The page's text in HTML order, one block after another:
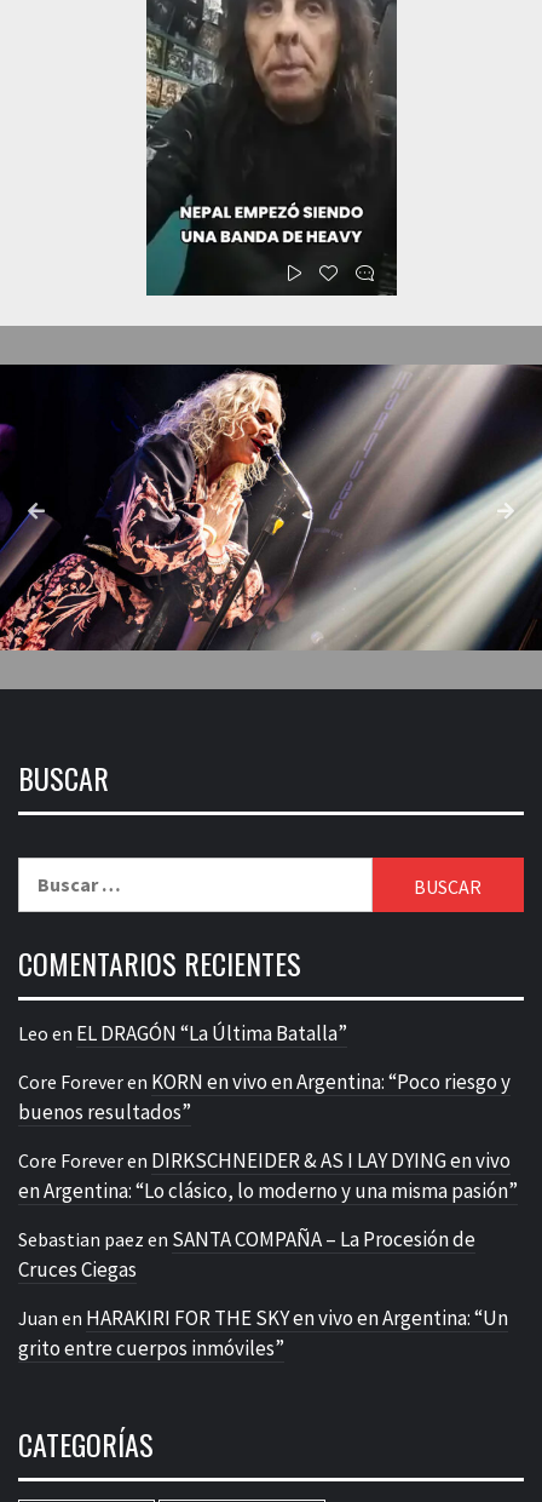
BUSCAR
COMENTARIOS RECIENTES
Leo en EL DRAGÓN “La Última Batalla”
Core Foreveren KORN en vivo en Argentina: “Poco riesgo y
buenos resultados”
Core Foreveren DIRKSCHNEIDER & AS I LAY DYING en vivo
en Argentina: “Lo clásico, lo moderno y una misma pasión”
Sebastian paez en SANTA COMPAÑA – La Procesión de
Cruces Ciegas
Juan en HARAKIRI FOR THE SKY en vivo en Argentina: “Un
grito entre cuerpos inmóviles”
CATEGORÍAS